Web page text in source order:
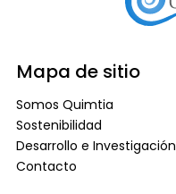
Mapa de sitio
Somos Quimtia
Sostenibilidad
Desarrollo e Investigación
Contacto